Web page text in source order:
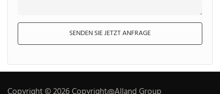
SENDEN SIE JETZT ANFRAGE